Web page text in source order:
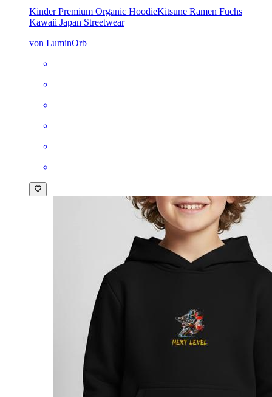
Kinder Premium Organic HoodieKitsune Ramen Fuchs
Kawaii Japan Streetwear
von LuminOrb